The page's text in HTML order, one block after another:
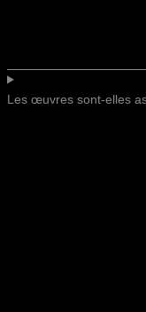
Les œuvres sont-elles